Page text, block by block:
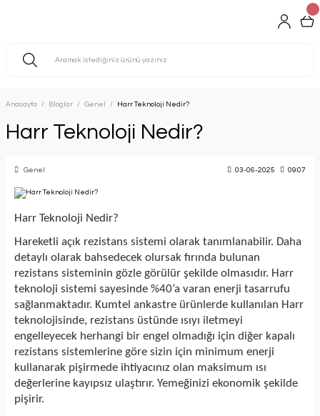
Anasayfa Bloglar Genel Harr Teknoloji Nedir?
Harr Teknoloji Nedir?
Genel 03-06-2025 09:07
Harr Teknoloji Nedir?
Hareketli açık rezistans sistemi olarak tanımlanabilir. Daha
detaylı olarak bahsedecek olursak fırında bulunan
rezistans sisteminin gözle görülür şekilde olmasıdır. Harr
teknoloji sistemi sayesinde %40’a varan enerji tasarrufu
sağlanmaktadır. Kumtel ankastre ürünlerde kullanılan Harr
teknolojisinde, rezistans üstünde ısıyı iletmeyi
engelleyecek herhangi bir engel olmadığı için diğer kapalı
rezistans sistemlerine göre sizin için minimum enerji
kullanarak pişirmede ihtiyacınız olan maksimum ısı
değerlerine kayıpsız ulaştırır. Yemeğinizi ekonomik şekilde
pişirir.